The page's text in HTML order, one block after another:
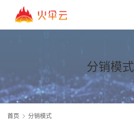
分销模式
首页 分销模式